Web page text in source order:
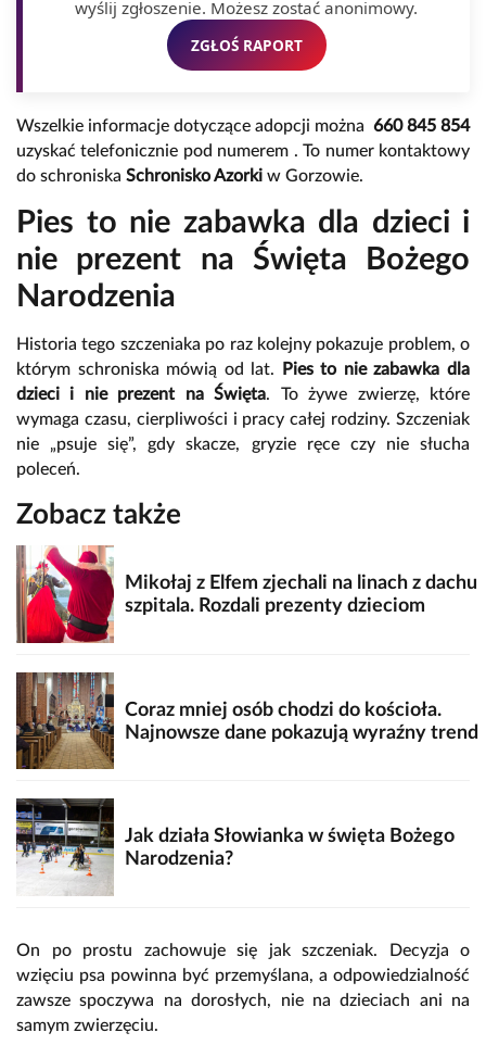
wyślij zgłoszenie. Możesz zostać anonimowy.
ZGŁOŚ RAPORT
Wszelkie informacje dotyczące adopcji można 660 845 854
uzyskać telefonicznie pod numerem . To numer kontaktowy
do schroniska Schronisko Azorki w Gorzowie.
Pies to nie zabawka dla dzieci i
nie prezent na Święta Bożego
Narodzenia
Historia tego szczeniaka po raz kolejny pokazuje problem, o
którym schroniska mówią od lat.
Pies to nie zabawka dla
dzieci i nie prezent na Święta. To żywe zwierzę, które
wymaga czasu, cierpliwości i pracy całej rodziny. Szczeniak
nie „psuje się”, gdy skacze, gryzie ręce czy nie słucha
poleceń.
Zobacz także
Mikołaj z Elfem zjechali na linach z dachu
szpitala. Rozdali prezenty dzieciom
Coraz mniej osób chodzi do kościoła.
Najnowsze dane pokazują wyraźny trend
Jak działa Słowianka w święta Bożego
Narodzenia?
On po prostu zachowuje się jak szczeniak. Decyzja o
wzięciu psa powinna być przemyślana, a odpowiedzialność
zawsze spoczywa na dorosłych, nie na dzieciach ani na
samym zwierzęciu.